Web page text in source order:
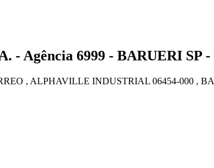
- Agência 6999 - BARUERI SP -
, ALPHAVILLE INDUSTRIAL 06454-000 ,